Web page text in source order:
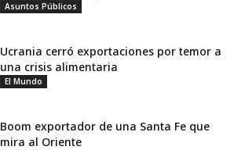
Asuntos Públicos
Ucrania cerró exportaciones por temor a
una crisis alimentaria
El Mundo
Boom exportador de una Santa Fe que
mira al Oriente